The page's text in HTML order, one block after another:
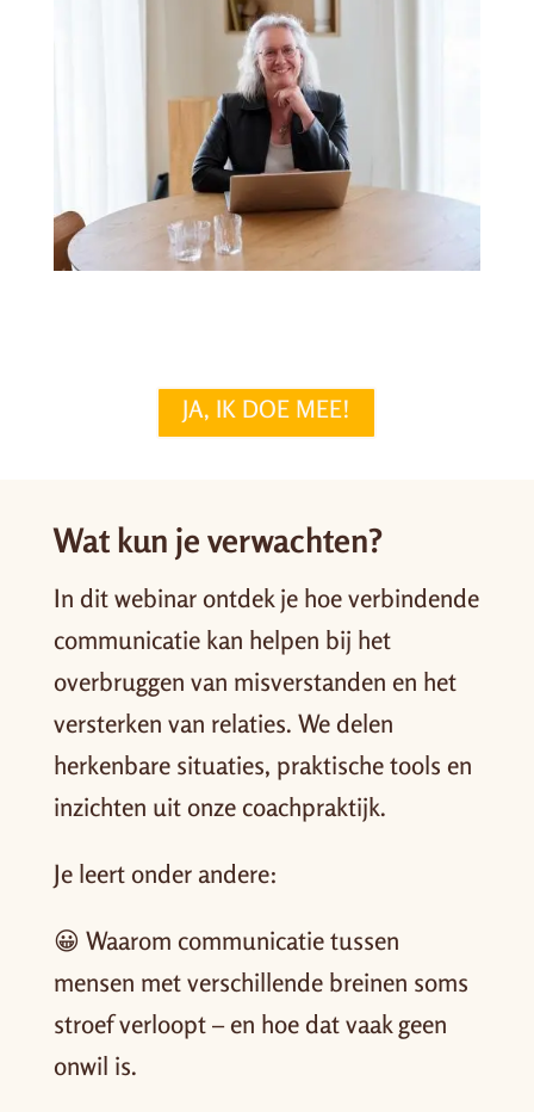
JA, IK DOE MEE!
Wat kun je verwachten?
In dit webinar ontdek je hoe verbindende
communicatie kan helpen bij het
overbruggen van misverstanden en het
versterken van relaties. We delen
herkenbare situaties, praktische tools en
inzichten uit onze coachpraktijk.
Je leert onder andere:
😀 Waarom communicatie tussen
mensen met verschillende breinen soms
stroef verloopt – en hoe dat vaak geen
onwil is.